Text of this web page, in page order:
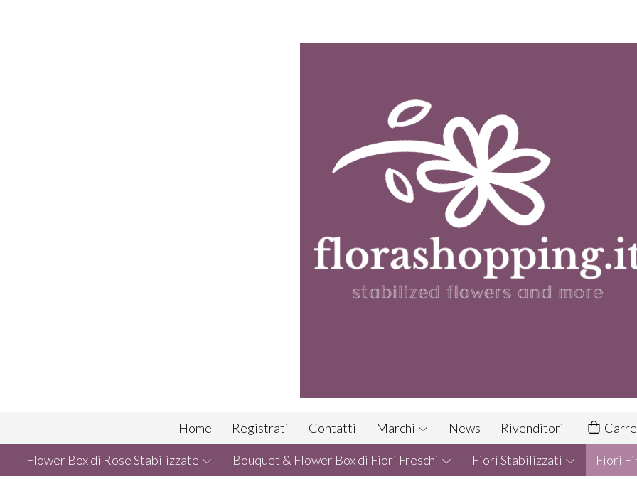
Home Registrati Contatti Marchi News Rivenditori
Flower Box di Rose Stabilizzate Bouquet & Flower Box di Fiori Freschi Fiori Stabilizzati Fiori